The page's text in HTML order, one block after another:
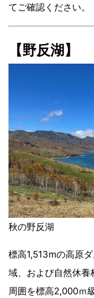
てご確認ください。
【野反湖】
秋の野反湖
標高1,513mの高原
域、および自然休養
周囲を標高2,000ｍ